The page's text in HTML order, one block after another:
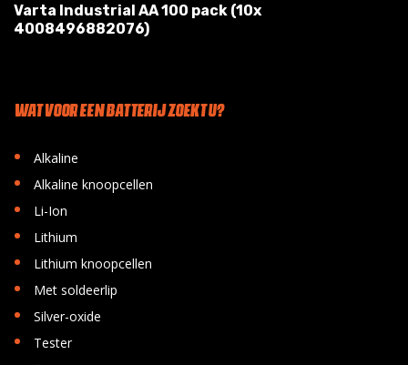
Varta Industrial AA 100 pack (10x
4008496882076)
WAT VOOR EEN BATTERIJ ZOEKT U?
• Alkaline
• Alkaline knoopcellen
• Li-Ion
• Lithium
• Lithium knoopcellen
• Met soldeerlip
• Silver-oxide
• Tester